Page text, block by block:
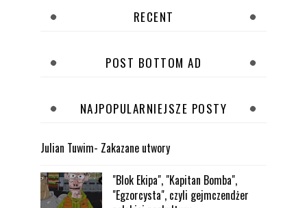
RECENT
POST BOTTOM AD
NAJPOPULARNIEJSZE POSTY
Julian Tuwim- Zakazane utwory
"Blok Ekipa", "Kapitan Bomba",
"Egzorcysta", czyli gejmczendżer